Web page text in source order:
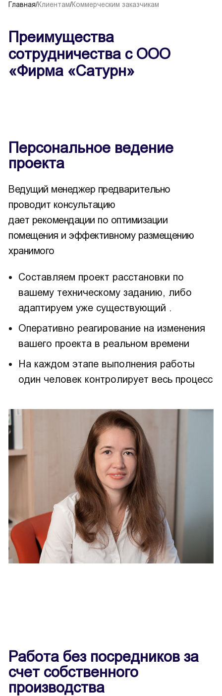
Главная/Клиентам/Коммерческим заказчикам
Преимущества
сотрудничества с ООО
«Фирма «Сатурн»
Персональное ведение
проекта
Ведущий менеджер предварительно
проводит консультацию
дает рекомендации по оптимизации
помещения и эффективному размещению
хранимого
Составляем проект расстановки по
вашему техническому заданию, либо
адаптируем уже существующий .
Оперативно реагирование на изменения
вашего проекта в реальном времени
На каждом этапе выполнения работы
один человек контролирует весь процесс
Работа без посредников за
счет собственного
производства